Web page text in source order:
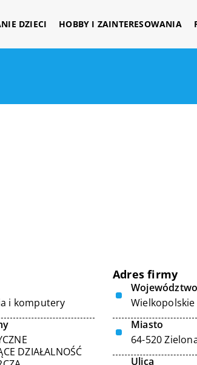
DZIECI HOBBY I ZAINTERESOWANIA
i komputery
DZIAŁALNOŚĆ
Adres firmy
Województwo
Wielkopolskie
Miasto
64-520
Ulica